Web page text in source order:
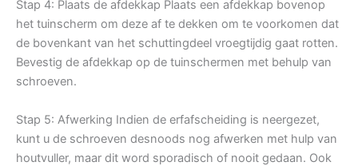
Stap 4: Plaats de afdekkap Plaats een afdekkap bovenop
het tuinscherm om deze af te dekken om te voorkomen dat
de bovenkant van het schuttingdeel vroegtijdig gaat rotten.
Bevestig de afdekkap op de tuinschermen met behulp van
schroeven.
Stap 5: Afwerking Indien de erfafscheiding is neergezet,
kunt u de schroeven desnoods nog afwerken met hulp van
houtvuller, maar dit word sporadisch of nooit gedaan. Ook